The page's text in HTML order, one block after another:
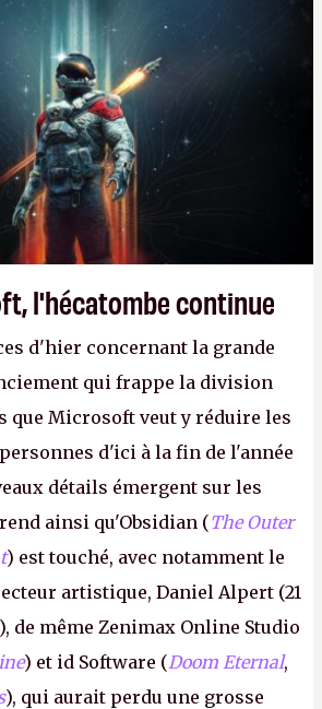
Football ou
Fallout vs. Les
l'Obsidian d'aujourd'hui n'est plus
y a 15 ans. Mais bon, OK, on
à fantasmer.A.
l'hécatombe continue
d'hier concernant la grande
qui frappe la division
que Microsoft veut y réduire les
d'ici à la fin de l'année
détails émergent sur les
ainsi qu'Obsidian (The Outer
) est touché, avec notamment le
artistique, Daniel Alpert (21
de même Zenimax Online Studio
) et id Software (Doom Eternal,
), qui aurait perdu une grosse